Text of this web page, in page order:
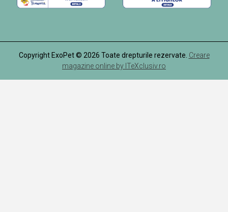
Copyright ExoPet © 2026 Toate drepturile rezervate. Creare
magazine online by ITeXclusiv.ro